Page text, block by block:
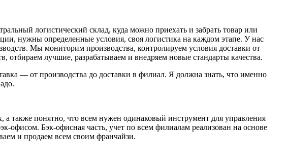
логистический склад, куда можно приехать и забрать товар или
нужны определенные условия, своя логистика на каждом этапе. У нас
Мы мониторим производства, контролируем условия доставки от
отбираем лучшие, разрабатываем и внедряем новые стандарты качества.
— от производства до доставки в филиал. Я должна знать, что именно
а также понятно, что всем нужен одинаковый инструмент для управления
Бэк-офисная часть, учет по всем филиалам реализован на основе
и продаем всем своим франчайзи.